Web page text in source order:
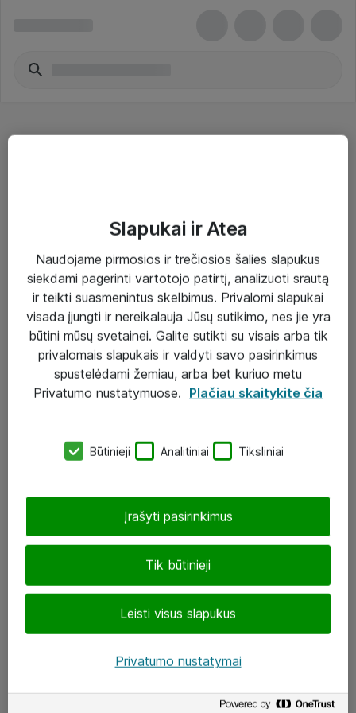
Sprendimai ir paslaugos
Paslaugos
Sprendimai
Įgyvendinti projektai
Atea ekspertų patarimai verslui
UAB „ATEA“
J. Rutkausko g. 6, Vilnius
Atea kontaktai
Aplankykite mus
Slapukai ir Atea
Naudojame pirmosios ir trečiosios šalies slapukus
siekdami pagerinti vartotojo patirtį, analizuoti srautą
ir teikti suasmenintus skelbimus. Privalomi slapukai
visada įjungti ir nereikalauja Jūsų sutikimo, nes jie yra
būtini mūsų svetainei. Galite sutikti su visais arba tik
privalomais slapukais ir valdyti savo pasirinkimus
spustelėdami žemiau, arba bet kuriuo metu
Privatumo nustatymuose. Plačiau skaitykite čia
Būtinieji Analitiniai Tiksliniai
Tik būtinieji
Leisti visus slapukus
Įrašyti pasirinkimus
Privatumo nustatymai